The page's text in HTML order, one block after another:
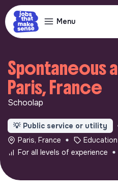
Menu
Spontaneous
Paris, France
Schoolap
💡 Public service or utility
Paris, France
Education
For all levels of experience